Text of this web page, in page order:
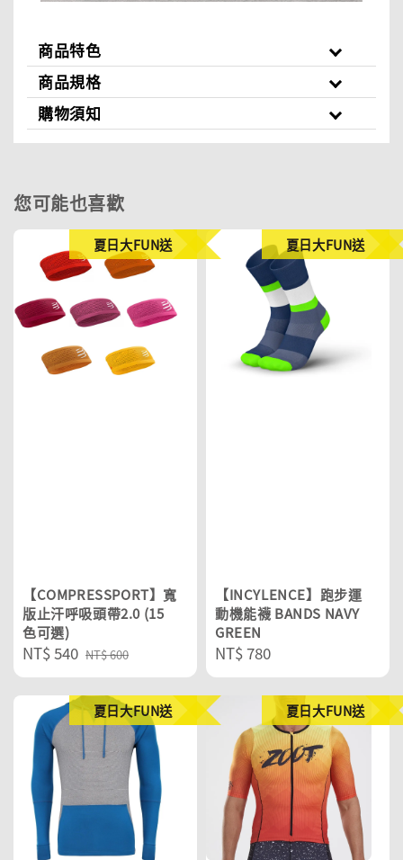
商品特色
商品規格
購物須知
您可能也喜歡
夏日大FUN送
【COMPRESSPORT】寬
版止汗呼吸頭帶2.0 (15
色可選)
Sale
price
NT$ 540 Regular
price
NT$ 600
夏日大FUN送
【INCYLENCE】跑步運
動機能襪 BANDS NAVY
GREEN
Regular
price
NT$ 780
夏日大FUN送 夏日大FUN送